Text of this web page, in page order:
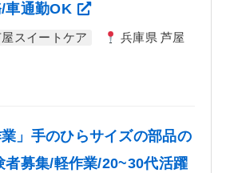
車通勤OK
スイートケア
兵庫県 芦屋
業」手のひらサイズの部品の
者募集/軽作業/20~30代活躍